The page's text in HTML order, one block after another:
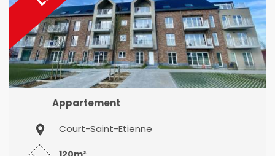
Appartement
Court-Saint-Etienne